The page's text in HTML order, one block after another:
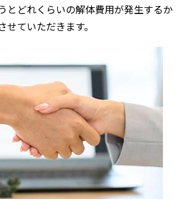
とどれくらいの解体費用が発生するか
ていただきます。